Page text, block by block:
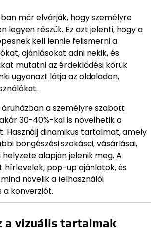
már elvárják, hogy személyre
legyen részük. Ez azt jelenti, hogy a
kell lennie felismerni a
ajánlásokat adni nekik, és
mutatni az érdeklődési körük
ugyanazt látja az oldaladon,
áruházban a személyre szabott
30-40%-kal is növelhetik a
Használj dinamikus tartalmat, amely
böngészési szokásai, vásárlásai,
alapján jelenik meg. A
hírlevelek, pop-up ajánlatok, és
növelik a felhasználói
konverziót.
a vizuális tartalmak